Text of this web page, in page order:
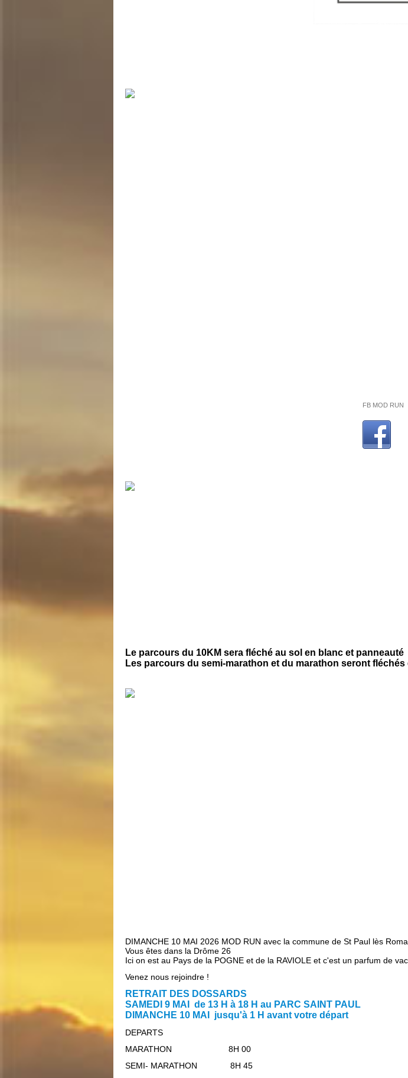
FB MOD RUN
Le parcours du 10KM sera fléché au sol en blanc et panneauté
Les parcours du semi-marathon et du marathon seront
DIMANCHE 10 MAI 2026 MOD RUN avec la commune de St Paul lès
Vous êtes dans la Drôme 26
Ici on est au Pays de la POGNE et de la RAVIOLE et c'est un parfum de
Venez nous rejoindre !
RETRAIT DES DOSSARDS
SAMEDI 9 MAI de 13 H à 18 H au PARC SAINT PAUL
DIMANCHE 10 MAI jusqu'à 1 H avant votre départ
DEPARTS
MARATHON 8H 00
SEMI- MARATHON 8H 45